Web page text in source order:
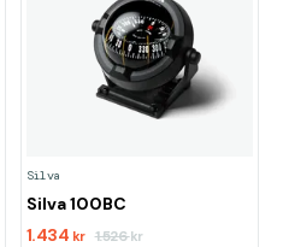
Silva
Silva 100BC
1.434 kr 1.526kr